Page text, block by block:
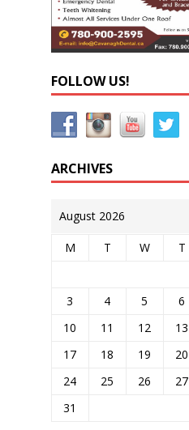
FOLLOW US!
ARCHIVES
August 2026
M T W T
3
4 5 6
10
11 12 13
17
18 19 20
24
25 26 27
31